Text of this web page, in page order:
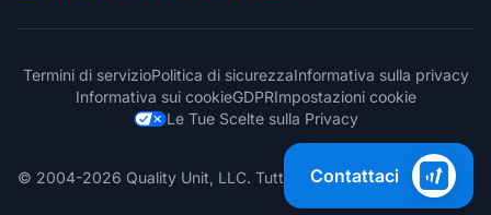
Termini di servizioPolitica di sicurezzaInformativa sulla privacy
Informativa sui cookieGDPRImpostazioni cookie
Le Tue Scelte sulla Privacy
© 2004-2026 Quality Unit, LLC. Tutti i diritti riservati.
Contattaci